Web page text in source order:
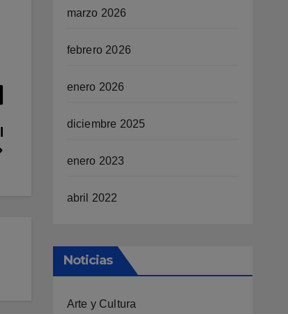
marzo 2026
febrero 2026
enero 2026
diciembre 2025
enero 2023
abril 2022
Noticias
Arte y Cultura